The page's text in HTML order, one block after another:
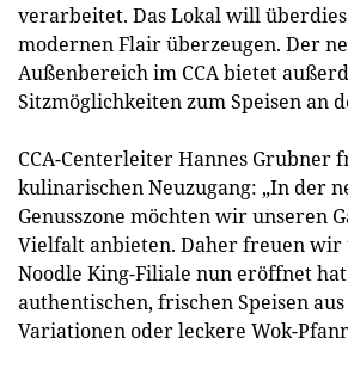
verarbeitet. Das Lokal will
modernen Flair überzeugen. Der
Außenbereich im CCA bietet
Sitzmöglichkeiten zum Speisen an
CCA-Centerleiter Hannes Grubner
kulinarischen Neuzugang: „In der
Genusszone möchten wir unseren
Vielfalt anbieten. Daher freuen wir
Noodle King-Filiale nun eröffnet
authentischen, frischen Speisen
Variationen oder leckere Wok-